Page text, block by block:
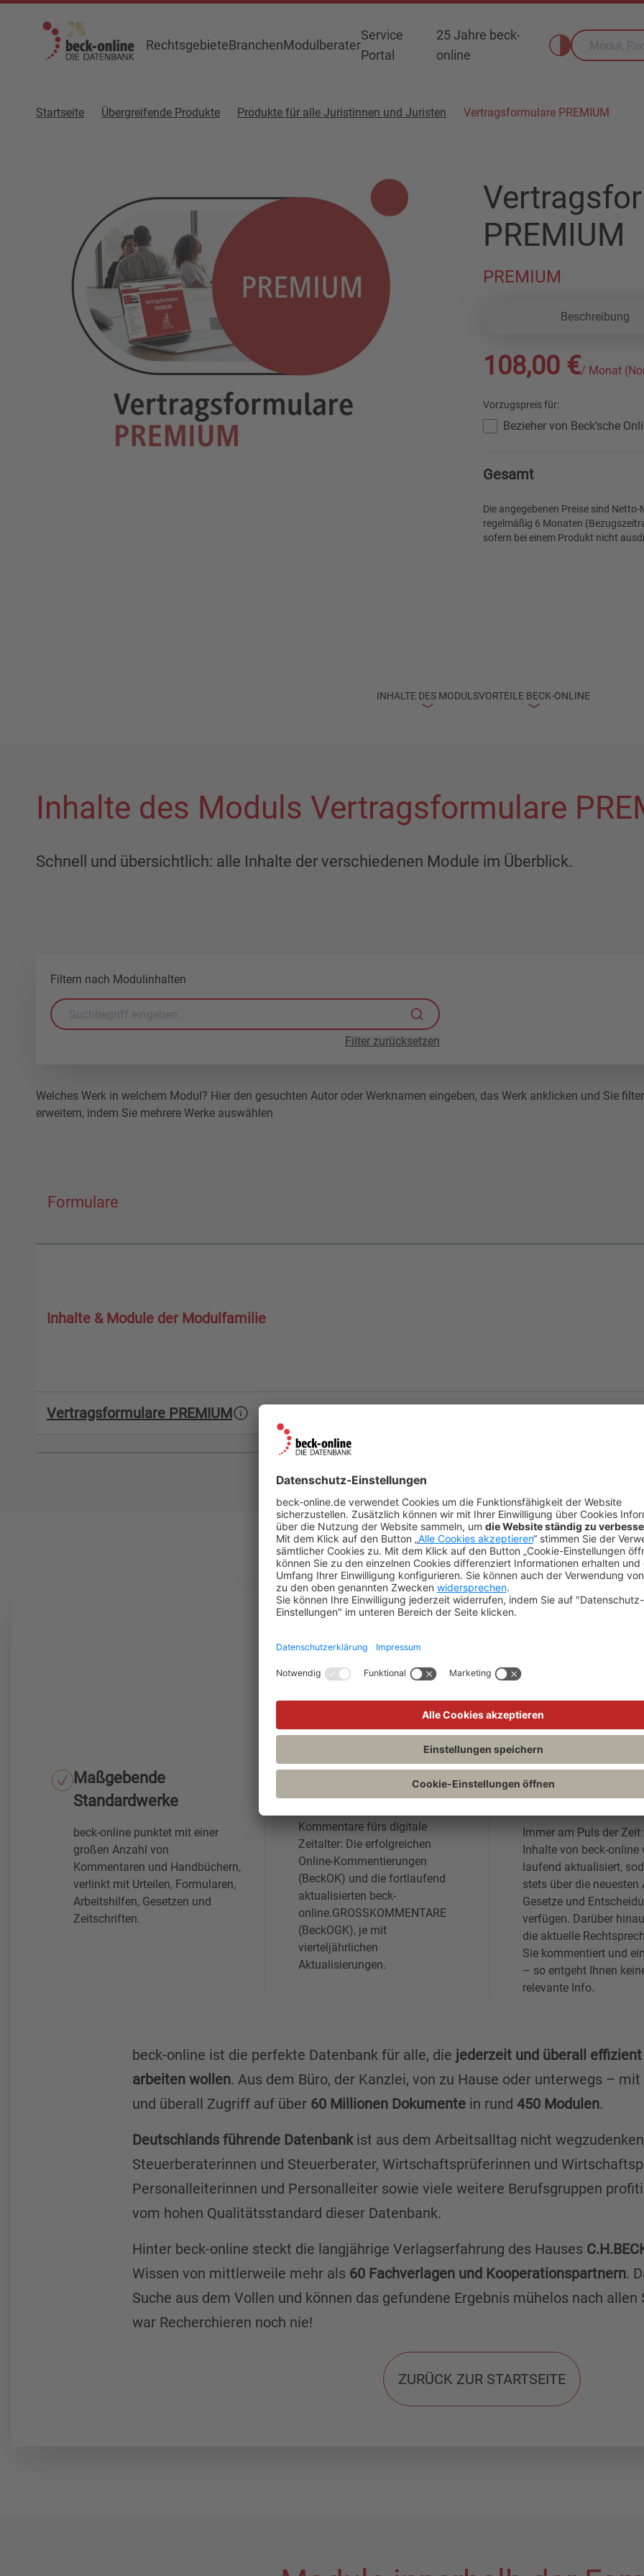
RechtsgebieteBranchenModulberater
Service
Portal
25 Jahre beck-
online
Startseite Übergreifende Produkte Produkte für alle Juristinnen und Juristen Vertragsformulare PREMIUM
PREMIUM
PREMIUM
Beschreibung
108,00 €/ Monat
Vorzugspreis für:
Bezieher von Beck'sche
Gesamt
Die angegebenen Preise sind
regelmäßig 6 Monaten
sofern bei einem Produkt nicht
INHALTE DES MODULSVORTEILE BECK-ONLINE
Inhalte des Moduls Vertragsformulare
Schnell und übersichtlich: alle Inhalte der verschiedenen Module im Überblick.
Filtern nach Modulinhalten
Filter zurücksetzen
Welches Werk in welchem Modul? Hier den gesuchten Autor oder Werknamen eingeben, das Werk anklicken und Sie
erweitern, indem Sie mehrere Werke auswählen
Formulare
Inhalte & Module der Modulfamilie
Vertragsformulare PREMIUM
Ihre Vorteile mit beck-
Maßgebende
Standardwerke
beck-online punktet mit einer
großen Anzahl von
Kommentaren und Handbüchern,
verlinkt mit Urteilen, Formularen,
Arbeitshilfen, Gesetzen und
Zeitschriften.
BeckOGK und BeckOK
Kommentare fürs digitale
Zeitalter: Die erfolgreichen
Online-Kommentierungen
(BeckOK) und die fortlaufend
aktualisierten beck-
online.GROSSKOMMENTARE
(BeckOGK), je mit
vierteljährlichen
Aktualisierungen.
Aktualität &
Rechtsprechung
Immer am Puls der
Inhalte von beck-online
laufend aktualisiert,
stets über die neuesten
Gesetze und
verfügen. Darüber
die aktuelle
Sie kommentiert und
– so entgeht Ihnen
relevante Info.
beck-online ist die perfekte Datenbank für alle, die jederzeit und überall
arbeiten wollen. Aus dem Büro, der Kanzlei, von zu Hause oder unterwegs –
und überall Zugriff auf über 60 Millionen Dokumente in rund 450 Modulen.
Deutschlands führende Datenbankist aus dem Arbeitsalltag nicht
Steuerberaterinnen und Steuerberater, Wirtschaftsprüferinnen und
Personalleiterinnen und Personalleiter sowie viele weitere Berufsgruppen
vom hohen Qualitätsstandard dieser Datenbank.
Hinter beck-online steckt die langjährige Verlagserfahrung des Hauses
Wissen von mittlerweile mehr als 60 Fachverlagen und Kooperationspartnern.
Suche aus dem Vollen und können das gefundene Ergebnis mühelos nach
war Recherchieren noch nie!
ZURÜCK ZUR STARTSEITE